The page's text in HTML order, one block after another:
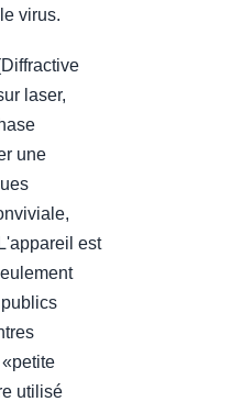
virus.
laser,
une
est
utilisé